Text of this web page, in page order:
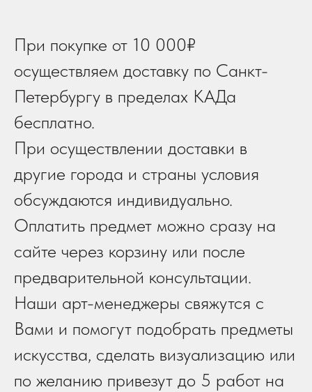
При покупке от 10 000₽
осуществляем доставку по Санкт-
Петербургу в пределах КАДа
бесплатно.
При осуществлении доставки в
другие города и страны условия
обсуждаются индивидуально.
Оплатить предмет можно сразу на
сайте через корзину или после
предварительной консультации.
Наши арт-менеджеры свяжутся с
Вами и помогут подобрать предметы
искусства, сделать визуализацию или
по желанию привезут до 5 работ на